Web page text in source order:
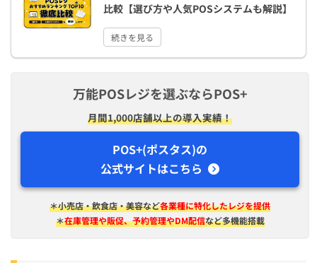
比較【選び方や人気POSシステムも解説】
続きを見る
万能POSレジを選ぶならPOS+
月間1,000店舗以上の導入実績！
POS+(ポスタス)の
公式サイトはこちら
＊小売店・飲食店・美容など各業種に特化したレジを提供
＊在庫管理や販促、予約管理やDM配信など多機能搭載